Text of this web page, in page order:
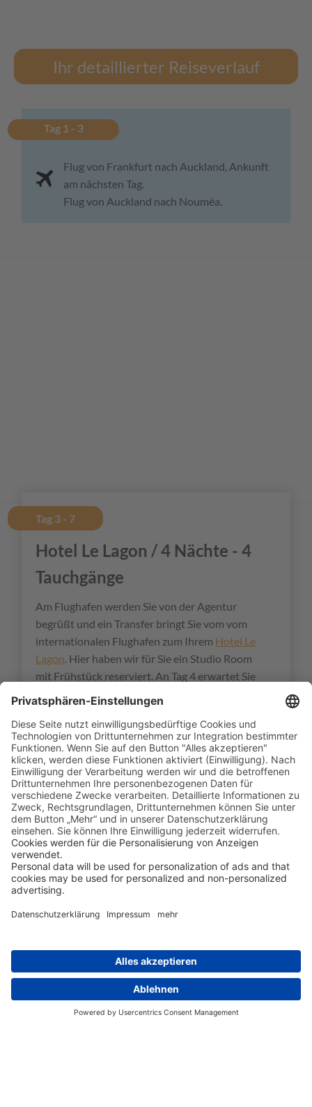
Ihr detaillierter Reiseverlauf
Tag 1 - 3
Flug von Frankfurt nach Auckland, Ankunft
am nächsten Tag.
Flug von Auckland nach Nouméa.
Tag 3 - 7
Hotel Le Lagon / 4 Nächte - 4
Tauchgänge
Am Flughafen werden Sie von der Agentur
begrüßt und ein Transfer bringt Sie vom vom
internationalen Flughafen zum Ihrem Hotel Le
Lagon . Hier haben wir für Sie ein Studio Room
mit Frühstück reserviert. An Tag 4 erwartet Sie
Amedee. Bei
je zwei Tauchgänge am 5. und 6.
Tagkönnen Sie die grandiose Unterwasserwelt
Noumeas entdecken. Am 7. Tag übernehmen Sie
im Hotel Ihren Mietwagen Kat. B Citroën C3 o.ä.)
und starten Richtung Bourail.
Weitere Stationen der